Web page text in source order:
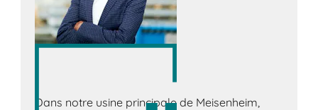
Dans notre usine principale de Meisenheim,